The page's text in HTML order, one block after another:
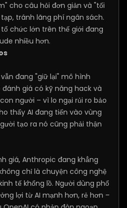
cho câu hỏi đơn giản và "tối
tránh lãng phí ngân sách.
chức lớn trên thế giới đang
nhiều hơn.
đang "giữ lại" mô hình
giá có kỹ năng hack và
người – vì lo ngại rủi ro bảo
thấy AI đang tiến vào vùng
tạo ra nó cũng phải thận
giá, Anthropic đang khẳng
chỉ là chuyện công nghệ
tế khổng lồ. Người dùng phổ
lợi từ AI mạnh hơn, rẻ hơn –